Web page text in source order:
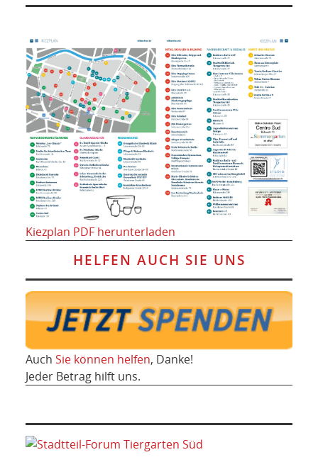
Kiezplan PDF herunterladen
HELFEN AUCH SIE UNS
Auch Sie können helfen, Danke!
Jeder Betrag hilft uns.